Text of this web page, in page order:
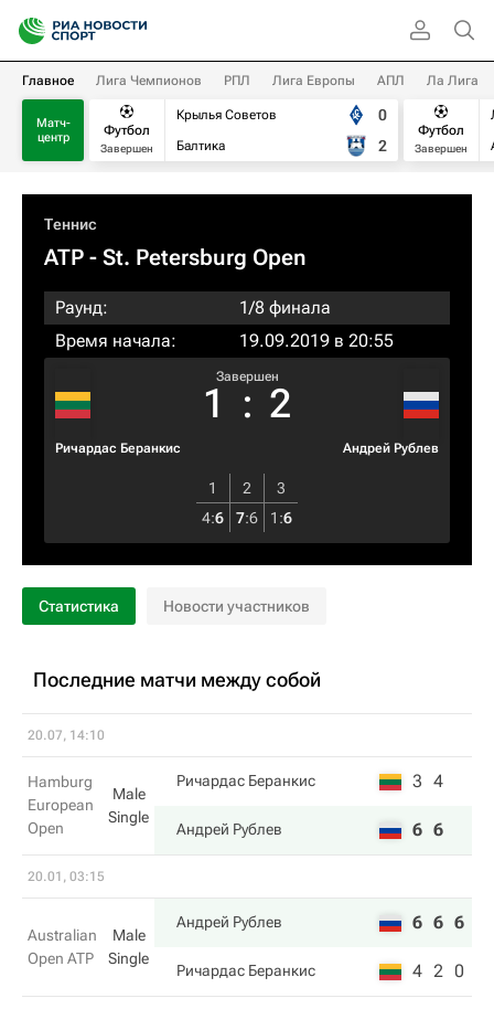
Главное Лига Чемпионов РПЛ Лига Европы АПЛ Ла Лига
Матч-
центр
Футбол
Завершен
Крылья Советов
Балтика
0
2
Футбол
Завершен
Теннис
ATP - St. Petersburg Open
Раунд:
1/8 финала
Время начала:
19.09.2019 в 20:55
Ричардас Беранкис
Завершен
1 : 2
Андрей Рублев
1 2
3
4:6 7:6 1 :6
Статистика Новости участников
Последние матчи между собой
20.07, 14:10
Hamburg
European
Open
Male
Single
Ричардас Беранкис 3 4
Андрей Рублев 6 6
20.01, 03:15
Australian
Open ATP
Male
Single
Андрей Рублев 6 6 6
Ричардас Беранкис 4 2 0